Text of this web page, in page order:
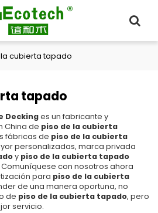
cubierta tapado
tapado
Deckinges un fabricante y
China de piso de la cubierta
fábricas de piso de la cubierta
personalizadas, marca privada
y piso de la cubierta tapado
con nosotros ahora
para piso de la cubierta
de una manera oportuna, no
de piso de la cubierta tapado, pero
servicio.